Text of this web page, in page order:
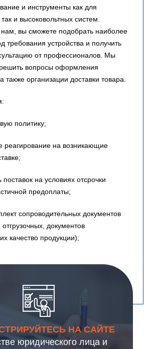
и инструменты как для
и высоковольтных систем.
вы сможете подобрать наиболее
требования устройства и получить
от профессионалов. Мы
вопросы оформления
также организации доставки товара.
политику;
на возникающие
на условиях отсрочки
предоплаты;
сопроводительных документов
отгрузочных, документов
качество продукции);
НА САЙТЕ
юридического лица и